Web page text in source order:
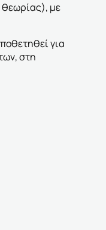
θεωρίας), με
για
στη